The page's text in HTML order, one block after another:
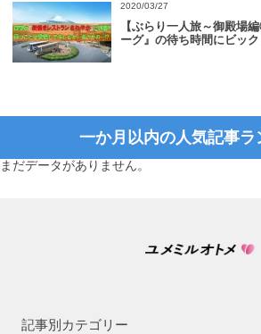
2020/03/27
【ぶらり一人旅～御殿場
ーグ』の待ち時間にビッ
一か月以内の人気記事ラ
まだデータがありません。
記事別カテゴリー